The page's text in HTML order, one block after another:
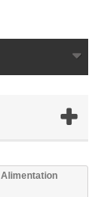
Alimentation